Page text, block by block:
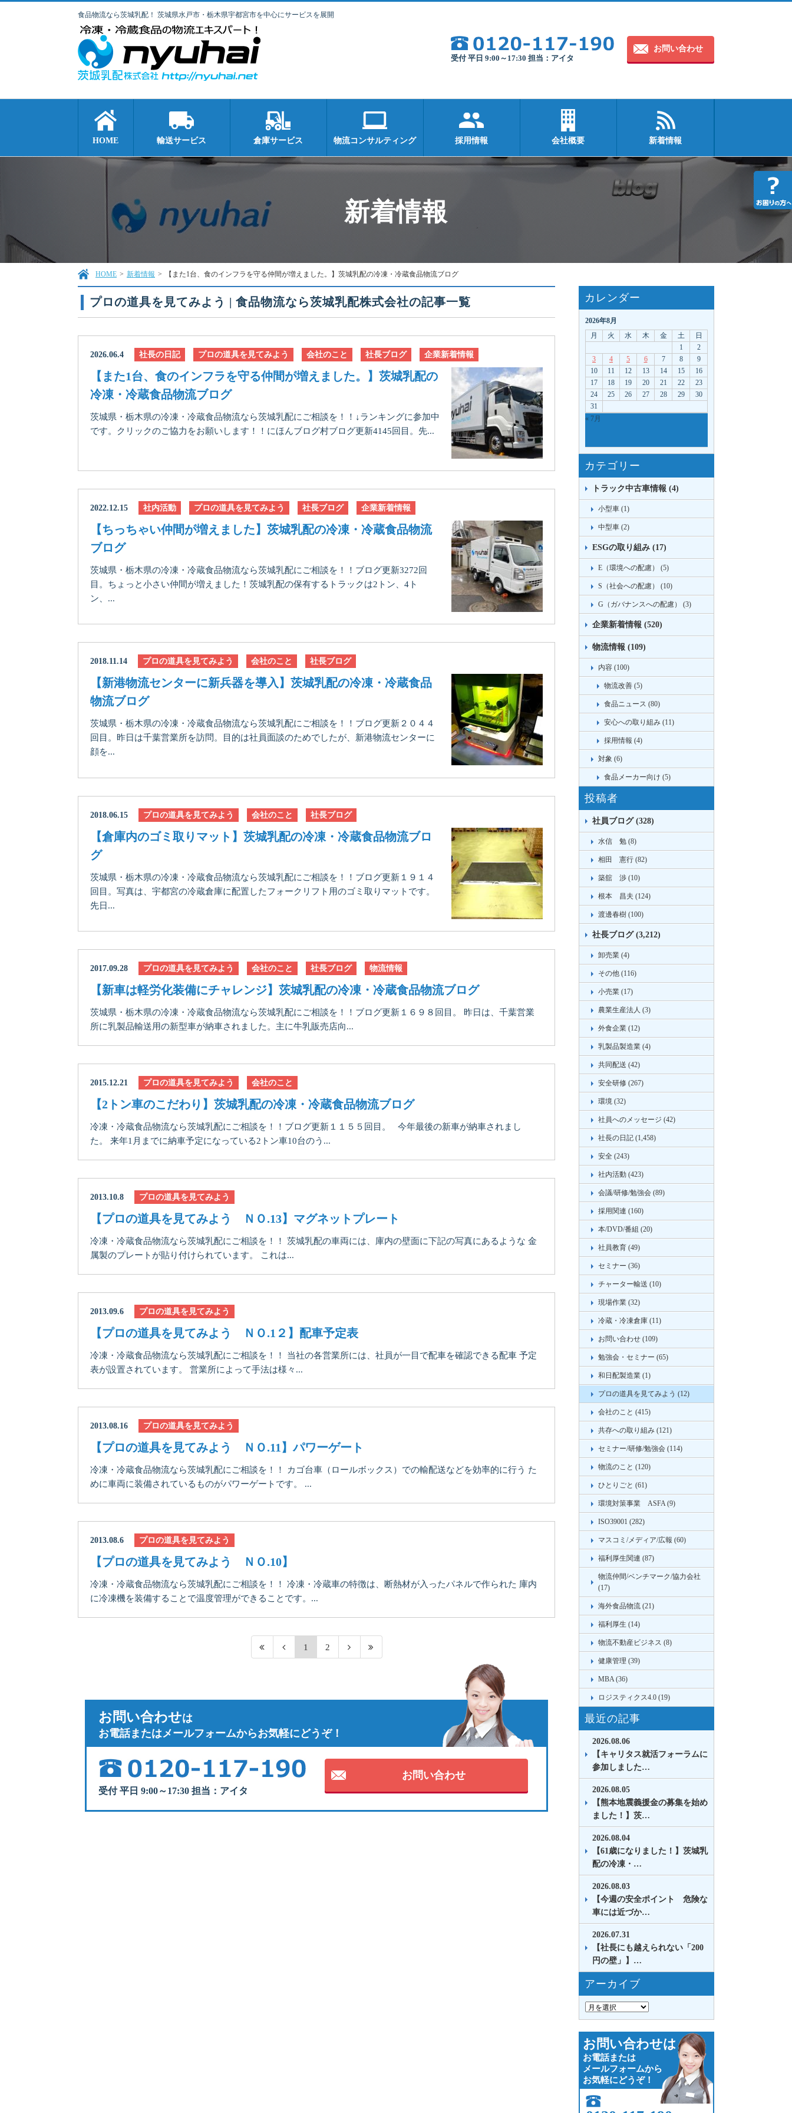
食品物流なら茨城乳配！ 茨城県水戸市・栃木県宇都宮市を中心にサービスを展開
受付 平日 9:00～17:30 担当：アイタ
お問い合わせ
HOME 輸送サービス 倉庫サービス 物流コンサルティング 採用情報 会社概要 新着情報
新着情報
HOME > 新着情報 > 【また1台、食のインフラを守る仲間が増えました。】茨城乳配の冷凍・冷蔵食品物流ブログ
プロの道具を見てみよう | 食品物流なら茨城乳配株式会社の記事一覧
2026.06.4 社長の日記 プロの道具を見てみよう 会社のこと 社長ブログ 企業新着情報
【また1台、食のインフラを守る仲間が増えました。】茨城乳配の
冷凍・冷蔵食品物流ブログ
茨城県・栃木県の冷凍・冷蔵食品物流なら茨城乳配にご相談を！！↓ランキングに参加中
です。クリックのご協力をお願いします！！にほんブログ村ブログ更新4145回目。先...
2022.12.15 社内活動 プロの道具を見てみよう 社長ブログ 企業新着情報
【ちっちゃい仲間が増えました】茨城乳配の冷凍・冷蔵食品物流
ブログ
茨城県・栃木県の冷凍・冷蔵食品物流なら茨城乳配にご相談を！！ブログ更新3272回
目。ちょっと小さい仲間が増えました！茨城乳配の保有するトラックは2トン、4ト
ン、...
2018.11.14 プロの道具を見てみよう 会社のこと 社長ブログ
【新港物流センターに新兵器を導入】茨城乳配の冷凍・冷蔵食品
物流ブログ
茨城県・栃木県の冷凍・冷蔵食品物流なら茨城乳配にご相談を！！ブログ更新２０４４
回目。昨日は千葉営業所を訪問。目的は社員面談のためでしたが、新港物流センターに
顔を...
2018.06.15 プロの道具を見てみよう 会社のこと 社長ブログ
【倉庫内のゴミ取りマット】茨城乳配の冷凍・冷蔵食品物流ブロ
グ
茨城県・栃木県の冷凍・冷蔵食品物流なら茨城乳配にご相談を！！ブログ更新１９１４
回目。写真は、宇都宮の冷蔵倉庫に配置したフォークリフト用のゴミ取りマットです。
先日...
2017.09.28 プロの道具を見てみよう 会社のこと 社長ブログ 物流情報
【新車は軽労化装備にチャレンジ】茨城乳配の冷凍・冷蔵食品物流ブログ
茨城県・栃木県の冷凍・冷蔵食品物流なら茨城乳配にご相談を！！ブログ更新１６９８回目。 昨日は、千葉営業
所に乳製品輸送用の新型車が納車されました。主に牛乳販売店向...
2015.12.21 プロの道具を見てみよう 会社のこと
【2トン車のこだわり】茨城乳配の冷凍・冷蔵食品物流ブログ
冷凍・冷蔵食品物流なら茨城乳配にご相談を！！ブログ更新１１５５回目。 今年最後の新車が納車されまし
た。 来年1月までに納車予定になっている2トン車10台のう...
2013.10.8 プロの道具を見てみよう
【プロの道具を見てみよう ＮＯ.13】マグネットプレート
冷凍・冷蔵食品物流なら茨城乳配にご相談を！！ 茨城乳配の車両には、庫内の壁面に下記の写真にあるような 金
属製のプレートが貼り付けられています。 これは...
2013.09.6 プロの道具を見てみよう
【プロの道具を見てみよう ＮＯ.1２】配車予定表
冷凍・冷蔵食品物流なら茨城乳配にご相談を！！ 当社の各営業所には、社員が一目で配車を確認できる配車 予定
表が設置されています。 営業所によって手法は様々...
2013.08.16 プロの道具を見てみよう
【プロの道具を見てみよう ＮＯ.11】パワーゲート
冷凍・冷蔵食品物流なら茨城乳配にご相談を！！ カゴ台車（ロールボックス）での輸配送などを効率的に行う た
めに車両に装備されているものがパワーゲートです。 ...
2013.08.6 プロの道具を見てみよう
【プロの道具を見てみよう ＮＯ.10】
冷凍・冷蔵食品物流なら茨城乳配にご相談を！！ 冷凍・冷蔵車の特徴は、断熱材が入ったパネルで作られた 庫内
に冷凍機を装備することで温度管理ができることです。...
1 2
お問い合わせは
お電話またはメールフォームからお気軽にどうぞ！
受付 平日 9:00～17:30 担当：アイタ
お問い合わせ
カレンダー
2026年8月
月
火 水 木 金 土
日
1
2
3
4 5 6 7 8
9
10
11 12 13 14 15
16
17
18 19 20 21 22
23
24
25 26 27 28 29
30
31
« 7月
カテゴリー
トラック中古車情報 (4)
小型車 (1)
中型車 (2)
ESGの取り組み (17)
E（環境への配慮） (5)
S（社会への配慮） (10)
G（ガバナンスへの配慮） (3)
企業新着情報 (520)
物流情報 (109)
内容 (100)
物流改善 (5)
食品ニュース (80)
安心への取り組み (11)
採用情報 (4)
対象 (6)
食品メーカー向け (5)
投稿者
社員ブログ (328)
水信 勉 (8)
相田 憲行 (82)
築舘 渉 (10)
根本 昌夫 (124)
渡邊春樹 (100)
社長ブログ (3,212)
卸売業 (4)
その他 (116)
小売業 (17)
農業生産法人 (3)
外食企業 (12)
乳製品製造業 (4)
共同配送 (42)
安全研修 (267)
環境 (32)
社員へのメッセージ (42)
社長の日記 (1,458)
安全 (243)
社内活動 (423)
会議/研修/勉強会 (89)
採用関連 (160)
本/DVD/番組 (20)
社員教育 (49)
セミナー (36)
チャーター輸送 (10)
現場作業 (32)
冷蔵・冷凍倉庫 (11)
お問い合わせ (109)
勉強会・セミナー (65)
和日配製造業 (1)
プロの道具を見てみよう (12)
会社のこと (415)
共存への取り組み (121)
セミナー/研修/勉強会 (114)
物流のこと (120)
ひとりごと (61)
環境対策事業 ASFA (9)
ISO39001 (282)
マスコミ/メディア/広報 (60)
福利厚生関連 (87)
物流仲間/ベンチマーク/協力会社
(17)
海外食品物流 (21)
福利厚生 (14)
物流不動産ビジネス (8)
健康管理 (39)
MBA (36)
ロジスティクス4.0 (19)
最近の記事
2026.08.06
【キャリタス就活フォーラムに
参加しました…
2026.08.05
【熊本地震義援金の募集を始め
ました！】茨…
2026.08.04
【61歳になりました！】茨城乳
配の冷凍・…
2026.08.03
【今週の安全ポイント 危険な
車には近づか…
2026.07.31
【社長にも越えられない「200
円の壁」】…
アーカイブ
お問い合わせは
お電話または
メールフォームから
お気軽にどうぞ！